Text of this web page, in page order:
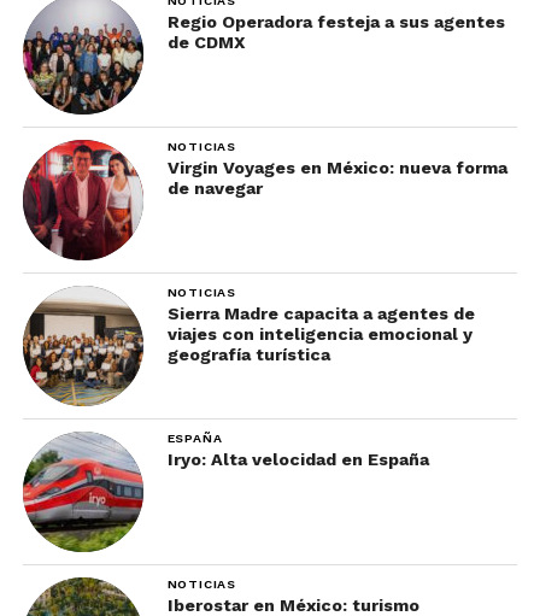
Regio Operadora festeja a sus agentes
de CDMX
NOTICIAS
Virgin Voyages en México: nueva forma
de navegar
NOTICIAS
Sierra Madre capacita a agentes de
viajes con inteligencia emocional y
geografía turística
ESPAÑA
Iryo: Alta velocidad en España
NOTICIAS
Iberostar en México: turismo